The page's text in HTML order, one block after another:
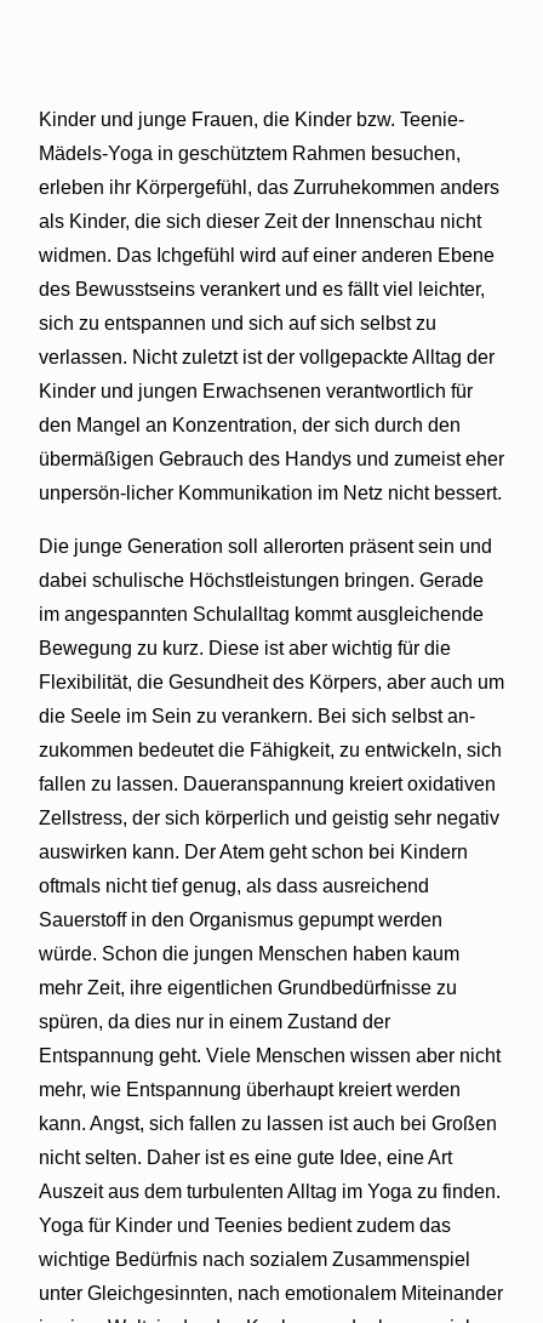
Kinder und junge Frauen, die Kinder bzw. Teenie-
Mädels-Yoga in geschütztem Rahmen besuchen,
erleben ihr Körpergefühl, das Zurruhekommen anders
als Kinder, die sich dieser Zeit der Innenschau nicht
widmen. Das Ichgefühl wird auf einer anderen Ebene
des Bewusstseins verankert und es fällt viel leichter,
sich zu entspannen und sich auf sich selbst zu
verlassen. Nicht zuletzt ist der vollgepackte Alltag der
Kinder und jungen Erwachsenen verantwortlich für
den Mangel an Konzentration, der sich durch den
übermäßigen Gebrauch des Handys und zumeist eher
unpersön-licher Kommunikation im Netz nicht bessert.
Die junge Generation soll allerorten präsent sein und
dabei schulische Höchstleistungen bringen. Gerade
im angespannten Schulalltag kommt ausgleichende
Bewegung zu kurz. Diese ist aber wichtig für die
Flexibilität, die Gesundheit des Körpers, aber auch um
die Seele im Sein zu verankern. Bei sich selbst an-
zukommen bedeutet die Fähigkeit, zu entwickeln, sich
fallen zu lassen. Daueranspannung kreiert oxidativen
Zellstress, der sich körperlich und geistig sehr negativ
auswirken kann. Der Atem geht schon bei Kindern
oftmals nicht tief genug, als dass ausreichend
Sauerstoff in den Organismus gepumpt werden
würde. Schon die jungen Menschen haben kaum
mehr Zeit, ihre eigentlichen Grundbedürfnisse zu
spüren, da dies nur in einem Zustand der
Entspannung geht. Viele Menschen wissen aber nicht
mehr, wie Entspannung überhaupt kreiert werden
kann. Angst, sich fallen zu lassen ist auch bei Großen
nicht selten. Daher ist es eine gute Idee, eine Art
Auszeit aus dem turbulenten Alltag im Yoga zu finden.
Yoga für Kinder und Teenies bedient zudem das
wichtige Bedürfnis nach sozialem Zusammenspiel
unter Gleichgesinnten, nach emotionalem Miteinander